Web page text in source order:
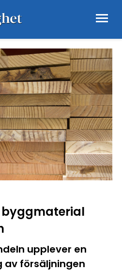
byggmaterial
upplever en
försäljningen